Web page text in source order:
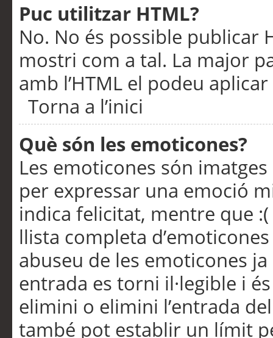
Puc utilitzar HTML?
No. No és possible publicar
mostri com a tal. La major
amb l’HTML el podeu
Torna a l’inici
Què són les emoticones?
Les emoticones són
per expressar una emoció
indica felicitat, mentre que
llista completa
abuseu de les emoticones
entrada es torni il·legible i
elimini o elimini l’entrada
també pot establir un límit